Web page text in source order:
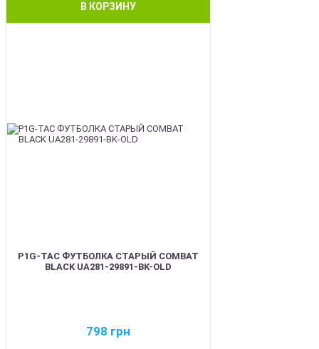
В КОРЗИНУ
P1G-TAC ФУТБОЛКА СТАРЫЙ COMBAT
BLACK UA281-29891-BK-OLD
798 грн